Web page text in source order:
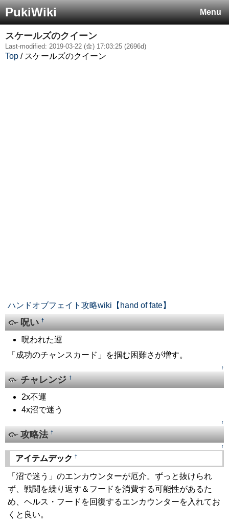
Menu
PukiWiki
スケールズのクイーン
Last-modified: 2019-03-22 (金) 17:03:25 (2696d)
Top / スケールズのクイーン
ハンドオブフェイト攻略wiki【hand of fate】
呪い†
呪われた運
「成功のチャンスカード」を掴む困難さが増す。
↑
チャレンジ†
2x不運
4x沼で迷う
↑
攻略法†
↑
アイテムデック †
「沼で迷う」のエンカウンターが厄介。ずっと抜けられ
ず、戦闘を繰り返す＆フードを消費する可能性があるた
め、ヘルス・フードを回復するエンカウンターを入れてお
くと良い。